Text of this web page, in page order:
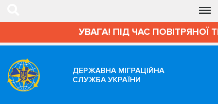
УВАГА! ПІД ЧАС ПОВІТРЯНОЇ
ДЕРЖАВНА МІГРАЦІЙНА
СЛУЖБА УКРАЇНИ